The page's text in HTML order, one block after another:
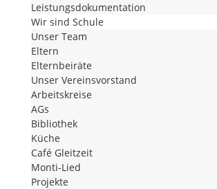
Leistungsdokumentation
Wir sind Schule
Unser Team
Eltern
Elternbeiräte
Unser Vereinsvorstand
Arbeitskreise
AGs
Bibliothek
Küche
Café Gleitzeit
Monti-Lied
Projekte